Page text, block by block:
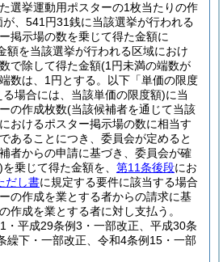
選挙運動用ポスターの1枚当たりの作
、541円31銭に当該選挙が行われる
掲示場の数を乗じて得た金額に
額を当該選挙が行われる区域におけ
で除して得た金額(1円未満の端数が
数は、1円とする。以下「単価の限度
る場合には、当該単価の限度額)に当
の作成枚数(当該候補者を通じて当該
おけるポスター掲示場の数に相当す
あることにつき、委員会が定めると
者からの申請に基づき、委員会が確
を乗じて得た金額を、 第11条後段にお
だし書に規定する要件に該当する場合
の作成を業とする者からの請求に基
作成を業とする者に対し支払う。
・平成29条例3・一部改正、平成30条
繰下・一部改正、令和4条例15・一部